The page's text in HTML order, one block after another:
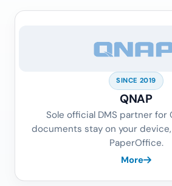
SINCE 2019
QNAP
Sole official DMS partner for
documents stay on your
PaperOffice.
More